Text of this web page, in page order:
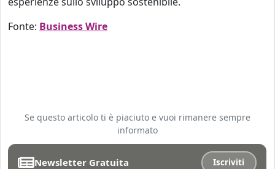
Fonte: Business Wire
Se questo articolo ti è piaciuto e vuoi rimanere sempre
informato
Newsletter Gratuita Iscriviti